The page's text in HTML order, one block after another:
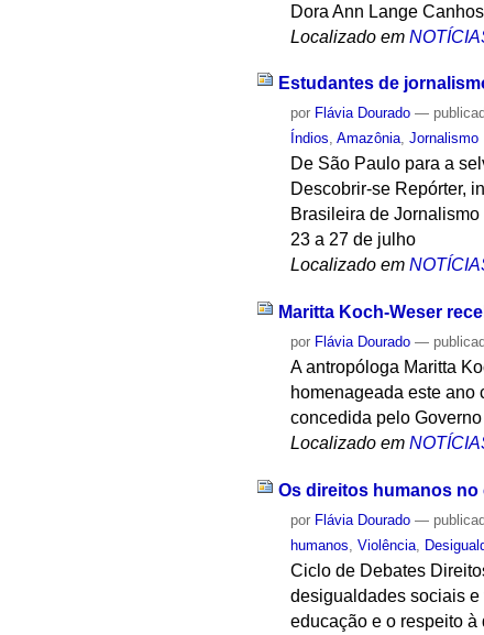
Dora Ann Lange
Localizado em
Estudantes de
por Flávia Dourado —
Índios,Amazônia,Jornalismo
De São Paulo para a
Descobrir-se Repórter,
Brasileira de
23 a 27 de julho
Localizado em
Maritta Koch-Weser
por Flávia Dourado —
A antropóloga Maritta
homenageada este ano
concedida pelo
Localizado em
Os direitos humanos no
por Flávia Dourado —
humanos ,Violência
Ciclo de Debates
desigualdades sociais
educação e o respeito à